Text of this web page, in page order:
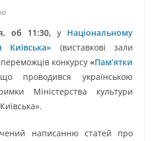
об 11:30, у Національному
Київська»
(виставкові зали
конкурсу«Пам’ятки
проводився українською
Міністерства культури
написанню статей про